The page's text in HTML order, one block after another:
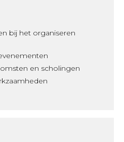
bij het organiseren
en scholingen